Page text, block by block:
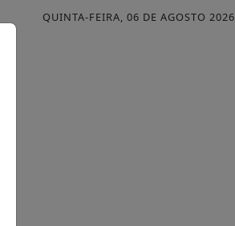
QUINTA-FEIRA, 06 DE AGOSTO 2026